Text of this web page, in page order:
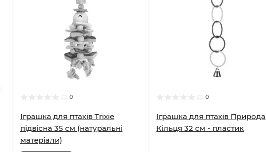
0
Іграшка для птахів Trixie
підвісна 35 см (натуральні
матеріали)
0
Іграшка для птахів Природа
Кільця 32 см - пластик